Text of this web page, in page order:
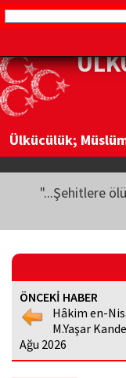
Ülkücülük;
"...Şehitlere
ÖNCEKİ HABER
Hâkim en-
M.Yaşar
Ağu 2026